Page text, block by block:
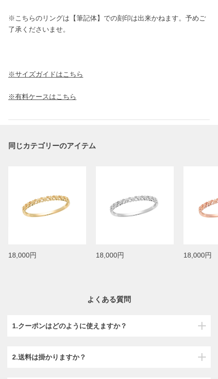
※こちらのリングは【筆記体】での刻印は出来かねます。予めご
了承くださいませ。
※サイズガイドはこちら
※有料ケースはこちら
同じカテゴリーのアイテム
18,000円 18,000円 18,000円
よくある質問
1.クーポンはどのように使えますか？
2.送料は掛かりますか？